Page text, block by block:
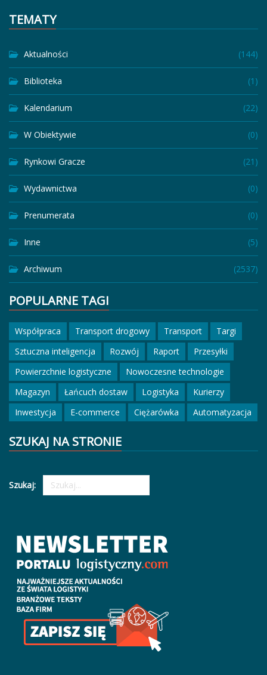
TEMATY
Aktualności (144)
Biblioteka (1)
Kalendarium (22)
W Obiektywie (0)
Rynkowi Gracze (21)
Wydawnictwa (0)
Prenumerata (0)
Inne (5)
Archiwum (2537)
POPULARNE TAGI
Współpraca Transport drogowy Transport
Targi
Sztuczna inteligencja
Rozwój Raport
Przesyłki
Powierzchnie logistyczne
Nowoczesne technologie
Magazyn
Łańcuch dostaw Logistyka
Kurierzy
Inwestycja
E-commerce Ciężarówka Automatyzacja
SZUKAJ NA STRONIE
Szukaj: